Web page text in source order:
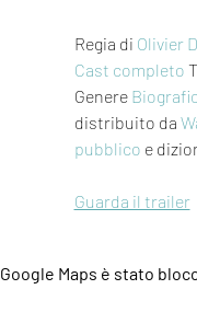
Regia di Olivier
Cast completo
Genere
distribuito da
pubblico e
Guarda il trailer
Google Maps è stato